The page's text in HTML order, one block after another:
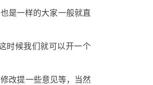
是一样的大家一般就直
时候我们就可以开一个
改提一些意见等，当然